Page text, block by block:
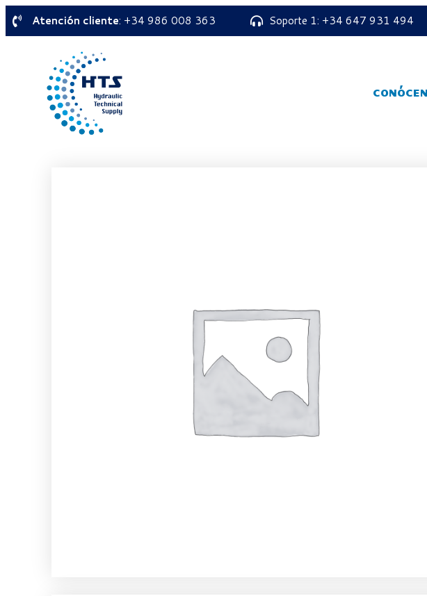
Atención cliente: +34 986 008 363 Soporte 1: +34 647 931 494